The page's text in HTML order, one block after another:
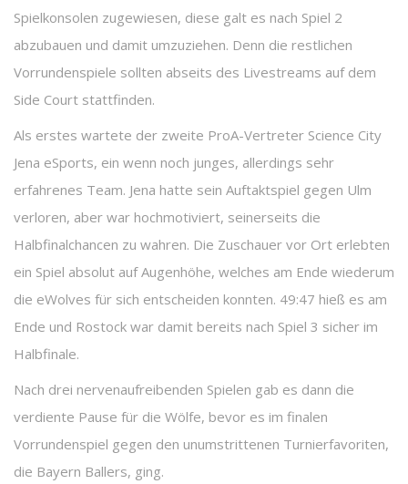
Spielkonsolen zugewiesen, diese galt es nach Spiel 2
abzubauen und damit umzuziehen. Denn die restlichen
Vorrundenspiele sollten abseits des Livestreams auf dem
Side Court stattfinden.
Als erstes wartete der zweite ProA-Vertreter Science City
Jena eSports, ein wenn noch junges, allerdings sehr
erfahrenes Team. Jena hatte sein Auftaktspiel gegen Ulm
verloren, aber war hochmotiviert, seinerseits die
Halbfinalchancen zu wahren. Die Zuschauer vor Ort erlebten
ein Spiel absolut auf Augenhöhe, welches am Ende wiederum
die eWolves für sich entscheiden konnten. 49:47 hieß es am
Ende und Rostock war damit bereits nach Spiel 3 sicher im
Halbfinale.
Nach drei nervenaufreibenden Spielen gab es dann die
verdiente Pause für die Wölfe, bevor es im finalen
Vorrundenspiel gegen den unumstrittenen Turnierfavoriten,
die Bayern Ballers, ging.